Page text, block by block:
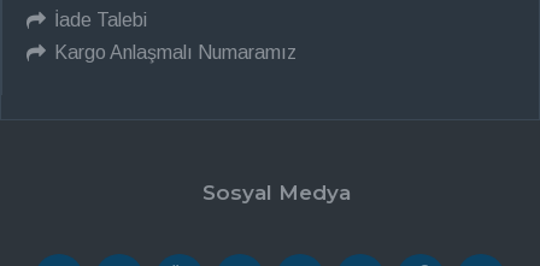
İade Talebi
Kargo Anlaşmalı Numaramız
Sosyal Medya